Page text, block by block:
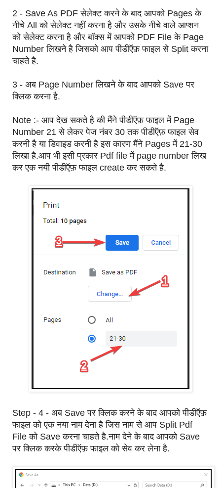
2 - Save As PDF सेलेक्ट करने के बाद आपको Pages के
नीचे All को सेलेक्ट नहीं करना है और उसके नीचे वाले आप्शन
को सेलेक्ट करना है और बॉक्स में आपको PDF File के Page
Number लिखने है जिसको आप पीडीऍफ़ फाइल से Split करना
चाहते है.
3 - अब Page Number लिखने के बाद आपको Save पर
क्लिक करना है.
Note :- आप देख सकते है की मैंने पीडीऍफ़ फाइल में Page
Number 21 से लेकर पेज नंबर 30 तक पीडीऍफ़ फाइल सेव
करनी है या डिवाइड करनी है इस कारण मैंने Pages में 21-30
लिखा है.आप भी इसी प्रकार Pdf file में page number लिख
कर एक नयी पीडीऍफ़ फाइल create कर सकते है.
Step - 4 - अब Save पर क्लिक करने के बाद आपको पीडीऍफ़
फाइल को एक नया नाम देना है जिस नाम से आप Split Pdf
File को Save करना चाहते है.नाम देने के बाद आपको Save
पर क्लिक करके पीडीऍफ़ फाइल को सेव कर लेना है.